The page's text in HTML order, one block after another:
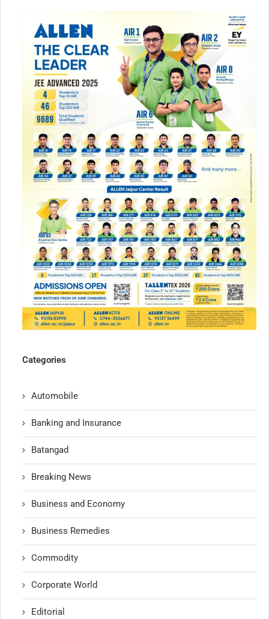
Categories
Automobile
Banking and Insurance
Batangad
Breaking News
Business and Economy
Business Remedies
Commodity
Corporate World
Editorial